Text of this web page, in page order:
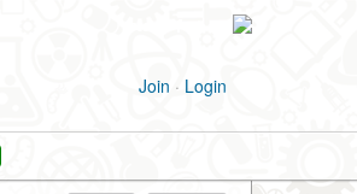
Join · Login